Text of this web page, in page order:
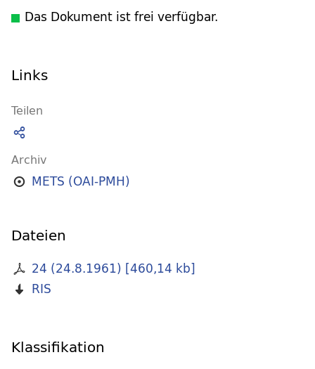
Das Dokument ist frei verfügbar.
Links
Teilen
Archiv
METS (OAI-PMH)
Dateien
24 (24.8.1961) [460,14 kb]
RIS
Klassifikation